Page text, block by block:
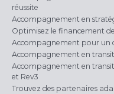
réussite
Accompagnement en
Optimisez le financement
Accompagnement pour un
Accompagnement en
Accompagnement en
et Rev3
Trouvez des partenaires